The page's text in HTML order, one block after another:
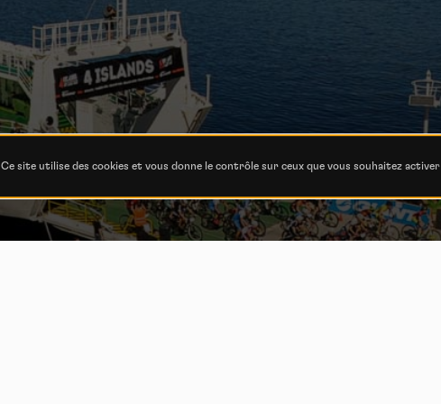
Ce site utilise des cookies et vous donne le contrôle sur ceux que vous souhaitez activer